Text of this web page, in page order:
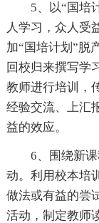
5、以“国培
人学习，众人受
加“国培计划”脱
回校归来撰写学
教师进行培训，
经验交流、上汇
益的效应。
6、围绕新
动。利用校本培
做法或有益的尝
活动，制定教师